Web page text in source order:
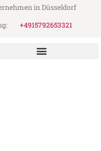
in Düsseldorf
+4915792653321